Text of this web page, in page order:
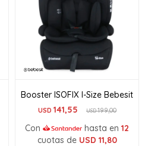
Booster ISOFIX I-Size Bebesit
USD 141,55 USD199,00
Con hasta en 12
cuotas de USD 11,80